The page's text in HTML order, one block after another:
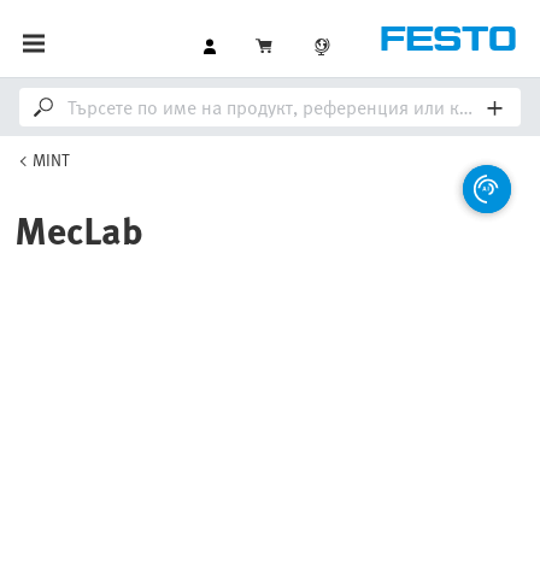
MINT
MecLab